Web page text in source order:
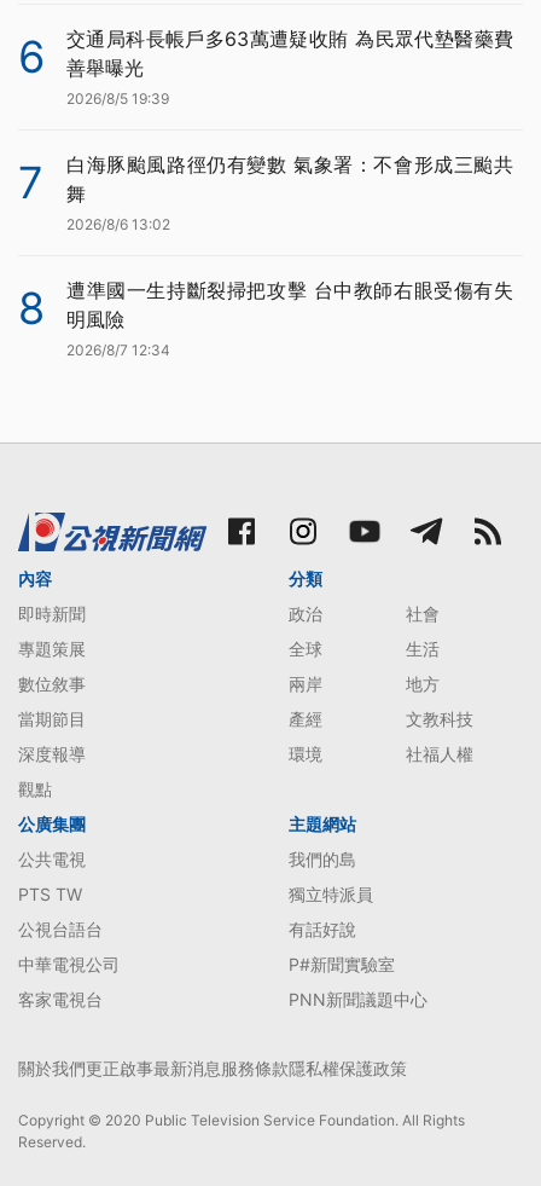
6
交通局科長帳戶多63萬遭疑收賄 為民眾代墊醫藥費
善舉曝光
2026/8/5 19:39
7
白海豚颱風路徑仍有變數 氣象署：不會形成三颱共
舞
2026/8/6 13:02
8
遭準國一生持斷裂掃把攻擊 台中教師右眼受傷有失
明風險
2026/8/7 12:34
內容
即時新聞
專題策展
數位敘事
當期節目
深度報導
觀點
分類
政治
社會
全球
生活
兩岸
地方
產經
文教科技
環境
社福人權
公廣集團
公共電視
PTS TW
公視台語台
中華電視公司
客家電視台
主題網站
我們的島
獨立特派員
有話好說
P#新聞實驗室
PNN新聞議題中心
關於我們更正啟事最新消息服務條款隱私權保護政策
Copyright © 2020 Public Television Service Foundation. All Rights
Reserved.